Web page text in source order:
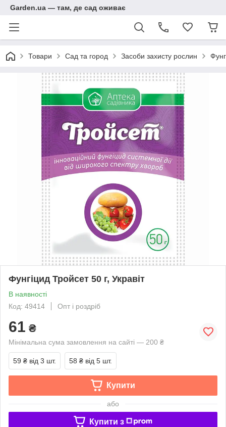
Garden.ua — там, де сад оживає
Товари Сад та город Засоби захисту рослин
Фунгіцид Тройсет 50 г, Укравіт
В наявності
Код: 49414
Опт і роздріб
61 ₴
Мінімальна сума замовлення на сайті — 200 ₴
59 ₴ від 3 шт. 58 ₴ від 5 шт.
Купити
або
Купити з